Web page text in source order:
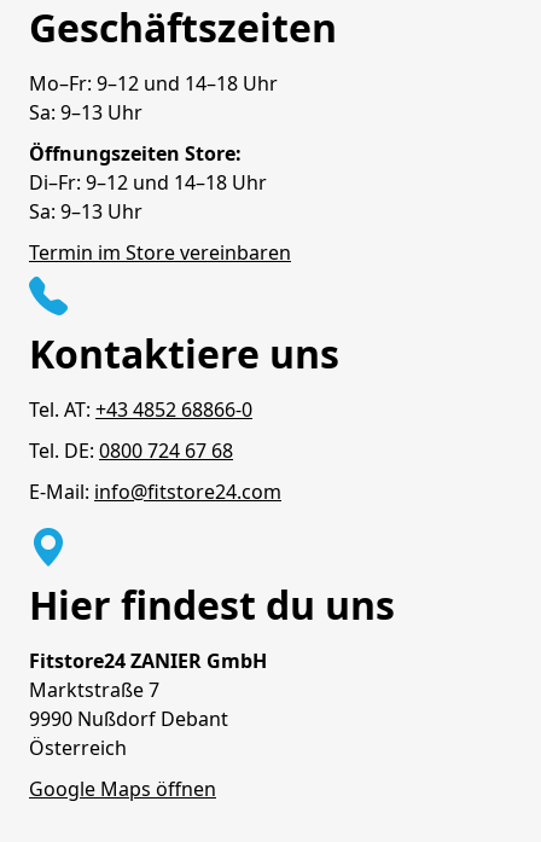
Geschäftszeiten
Mo–Fr: 9–12 und 14–18 Uhr
Sa: 9–13 Uhr
Öffnungszeiten Store:
Di–Fr: 9–12 und 14–18 Uhr
Sa: 9–13 Uhr
Termin im Store vereinbaren
Kontaktiere uns
Tel. AT: +43 4852 68866-0
Tel. DE: 0800 724 67 68
E-Mail: info@fitstore24.com
Hier findest du uns
Fitstore24 ZANIER GmbH
Marktstraße 7
9990 Nußdorf Debant
Österreich
Google Maps öffnen